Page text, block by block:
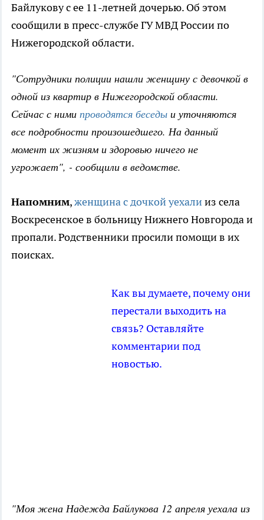
Байлукову с ее 11-летней дочерью. Об этом
сообщили в пресс-службе ГУ МВД России по
Нижегородской области.
"Сотрудники полиции нашли женщину с девочкой в
одной из квартир в Нижегородской области.
Сейчас с ними проводятся беседы и уточняются
все подробности произошедшего. На данный
момент их жизням и здоровью ничего не
угрожает", - сообщили в ведомстве.
Напомним,женщина с дочкой уехалииз села
Воскресенское в больницу Нижнего Новгорода и
пропали. Родственники просили помощи в их
поисках.
Как вы думаете, почему они
перестали выходить на
связь? Оставляйте
комментарии под
новостью.
"Моя жена Надежда Байлукова 12 апреля уехала из